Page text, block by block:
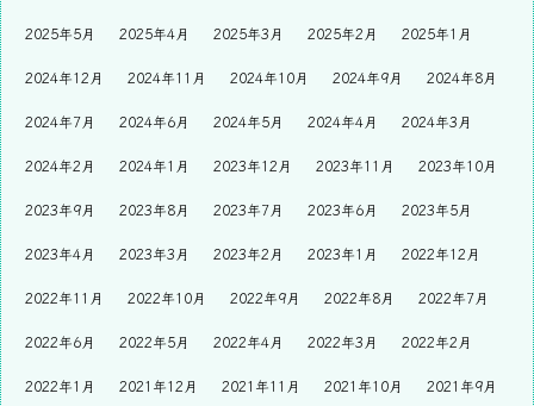
2025年5月 2025年4月 2025年3月 2025年2月 2025年1月
2024年12月 2024年11月 2024年10月 2024年9月 2024年8月
2024年7月 2024年6月 2024年5月 2024年4月 2024年3月
2024年2月 2024年1月 2023年12月 2023年11月 2023年10月
2023年9月 2023年8月 2023年7月 2023年6月 2023年5月
2023年4月 2023年3月 2023年2月 2023年1月 2022年12月
2022年11月 2022年10月 2022年9月 2022年8月 2022年7月
2022年6月 2022年5月 2022年4月 2022年3月 2022年2月
2022年1月 2021年12月 2021年11月 2021年10月 2021年9月